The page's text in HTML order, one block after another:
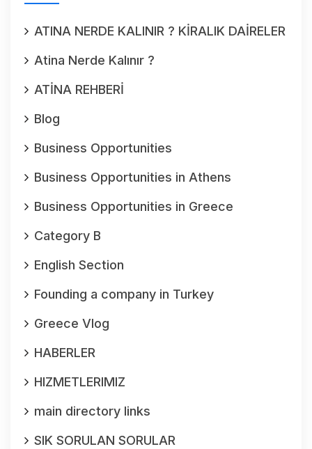
ATINA NERDE KALINIR ? KİRALIK DAİRELER
Atina Nerde Kalınır ?
ATİNA REHBERİ
Blog
Business Opportunities
Business Opportunities in Athens
Business Opportunities in Greece
Category B
English Section
Founding a company in Turkey
Greece Vlog
HABERLER
HIZMETLERIMIZ
main directory links
SIK SORULAN SORULAR